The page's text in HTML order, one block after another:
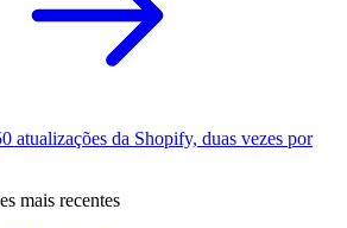
atualizações da Shopify, duas vezes por
mais recentes